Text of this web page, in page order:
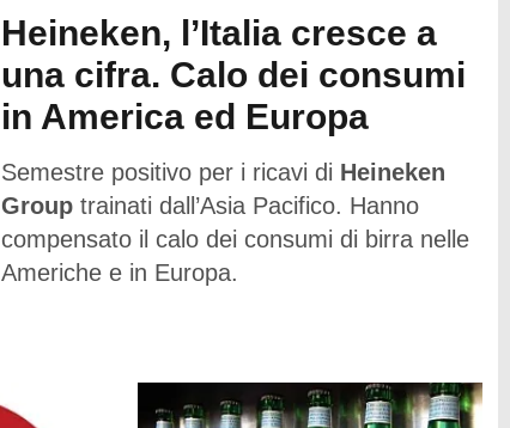
Heineken, l’Italia cresce a
una cifra. Calo dei consumi
in America ed Europa
Semestre positivo per i ricavi di Heineken
Group trainati dall’Asia Pacifico. Hanno
compensato il calo dei consumi di birra nelle
Americhe e in Europa.